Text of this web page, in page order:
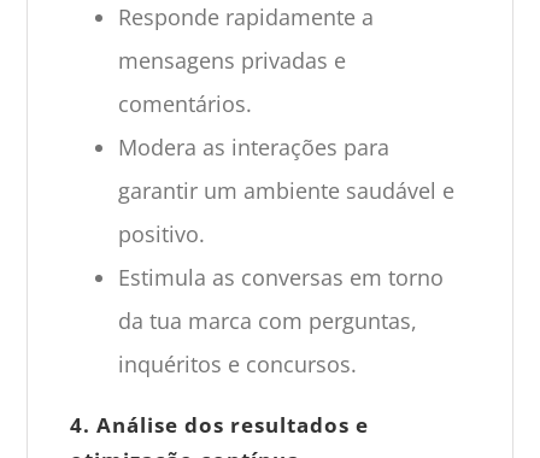
Responde rapidamente a
mensagens privadas e
comentários.
Modera as interações para
garantir um ambiente saudável e
positivo.
Estimula as conversas em torno
da tua marca com perguntas,
inquéritos e concursos.
4. Análise dos resultados e